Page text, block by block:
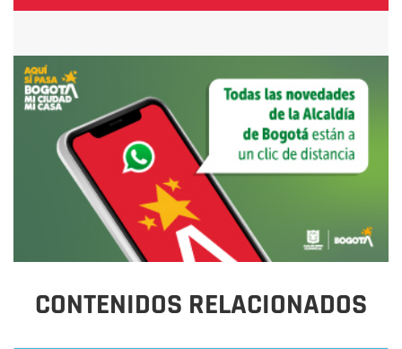
CONTENIDOS RELACIONADOS